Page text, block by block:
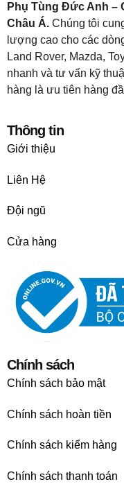
Phụ Tùng Đức Anh –
Châu Á. Chúng tôi
lượng cao cho các
Land Rover, Mazda,
nhanh và tư vấn kỹ
hàng là ưu tiên hàng
Thông tin
Giới thiệu
Liên Hệ
Đội ngũ
Cửa hàng
Chính sách
Chính sách bảo mật
Chính sách hoàn tiền
Chính sách kiểm hàng
Chính sách thanh toán